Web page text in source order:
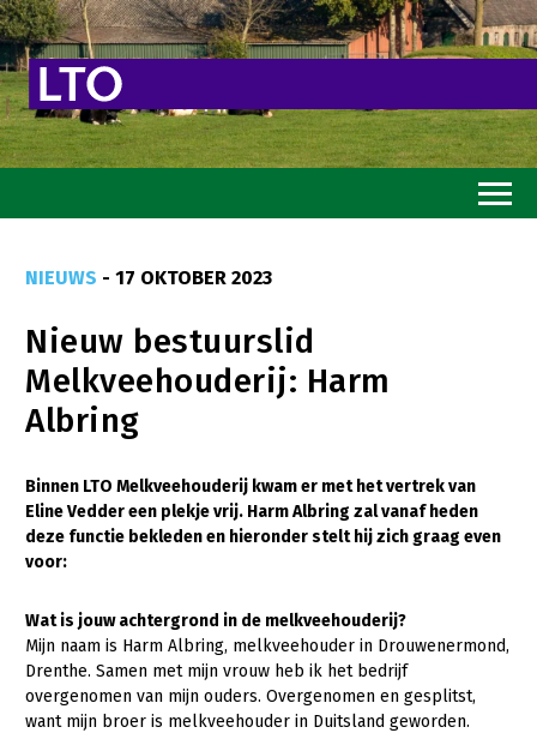
Goed eten
Mooi groen
Sterk ondernemerschap
Transitiepaden
Thema’s
Gezonde dieren
Natuur, klimaat en energie
Bodem en water
NIEUWS - 17 OKTOBER 2023
Nieuw bestuurslid
Melkveehouderij: Harm
Albring
Binnen LTO Melkveehouderij kwam er met het vertrek van
Eline Vedder een plekje vrij. Harm Albring zal vanaf heden
deze functie bekleden en hieronder stelt hij zich graag even
voor:
Wat is jouw achtergrond in de melkveehouderij?
Mijn naam is Harm Albring, melkveehouder in Drouwenermond,
Drenthe. Samen met mijn vrouw heb ik het bedrijf
overgenomen van mijn ouders. Overgenomen en gesplitst,
want mijn broer is melkveehouder in Duitsland geworden.